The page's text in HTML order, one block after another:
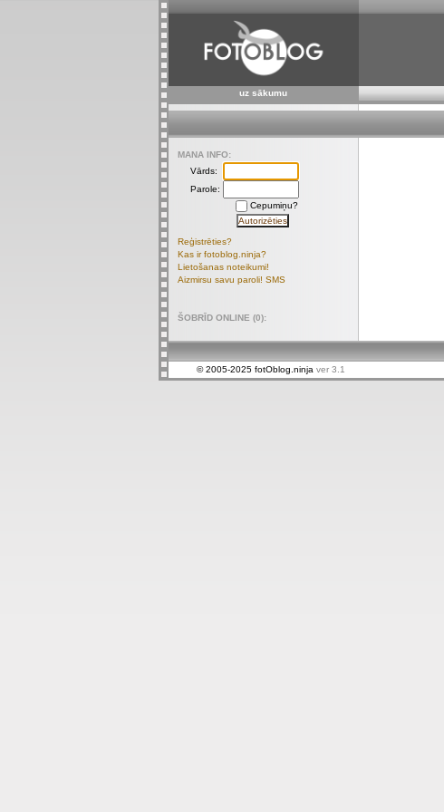
uz sākumu
MANA INFO:
Vārds:
Parole:
Cepumiņu?
Reģistrēties?
Kas ir fotoblog.ninja?
Lietošanas noteikumi!
Aizmirsu savu paroli! SMS
ŠOBRĪD ONLINE (0):
© 2005-2025 fotOblog.ninja ver 3.1